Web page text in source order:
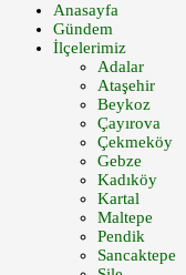
Anasayfa
Gündem
İlçelerimiz
Adalar
Ataşehir
Beykoz
Çayırova
Çekmeköy
Gebze
Kadıköy
Kartal
Maltepe
Pendik
Sancaktepe